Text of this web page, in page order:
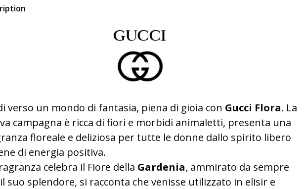
verso un mondo di fantasia, piena di gioia con Gucci Flora. La
campagna è ricca di fiori e morbidi animaletti, presenta una
floreale e deliziosa per tutte le donne dallo spirito libero
di energia positiva.
celebra il Fiore della Gardenia, ammirato da sempre
suo splendore, si racconta che venisse utilizzato in elisir e